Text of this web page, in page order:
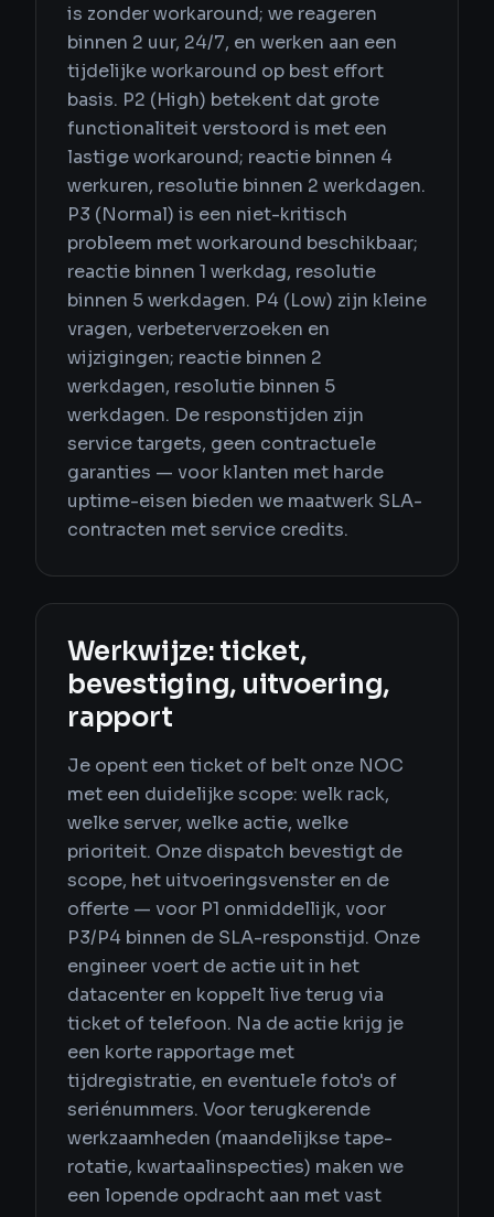
is zonder workaround; we reageren
binnen 2 uur, 24/7, en werken aan een
tijdelijke workaround op best effort
basis. P2 (High) betekent dat grote
functionaliteit verstoord is met een
lastige workaround; reactie binnen 4
werkuren, resolutie binnen 2 werkdagen.
P3 (Normal) is een niet-kritisch
probleem met workaround beschikbaar;
reactie binnen 1 werkdag, resolutie
binnen 5 werkdagen. P4 (Low) zijn kleine
vragen, verbeterverzoeken en
wijzigingen; reactie binnen 2
werkdagen, resolutie binnen 5
werkdagen. De responstijden zijn
service targets, geen contractuele
garanties — voor klanten met harde
uptime-eisen bieden we maatwerk SLA-
contracten met service credits.
Werkwijze: ticket,
bevestiging, uitvoering,
rapport
Je opent een ticket of belt onze NOC
met een duidelijke scope: welk rack,
welke server, welke actie, welke
prioriteit. Onze dispatch bevestigt de
scope, het uitvoeringsvenster en de
offerte — voor P1 onmiddellijk, voor
P3/P4 binnen de SLA-responstijd. Onze
engineer voert de actie uit in het
datacenter en koppelt live terug via
ticket of telefoon. Na de actie krijg je
een korte rapportage met
tijdregistratie, en eventuele foto's of
seriénummers. Voor terugkerende
werkzaamheden (maandelijkse tape-
rotatie, kwartaalinspecties) maken we
een lopende opdracht aan met vast